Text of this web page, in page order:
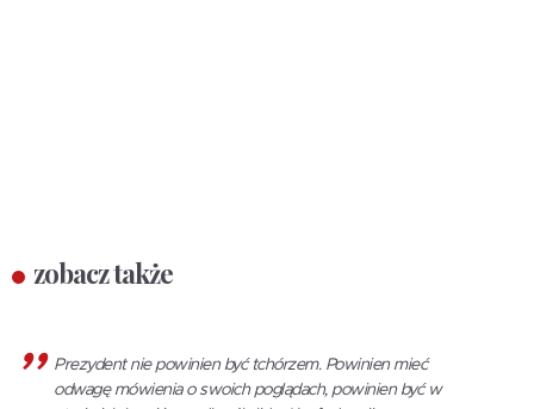
zobacz także
Prezydent nie powinien być tchórzem. Powinien mieć
odwagę mówienia o swoich poglądach, powinien być w